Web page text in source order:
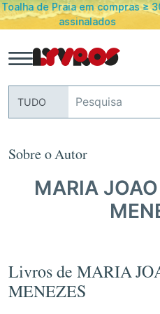
artigos
PORTES
TUDO
Sobre o Autor
MARIA
Livros de MARIA
MENEZES